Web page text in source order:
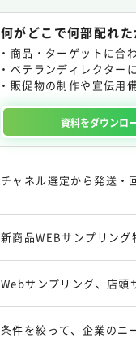
何がどこで何部配れ
商品・ターゲットに合
ベテランディレクター
販促物の制作や宣伝用
資料をダウンロ
チャネル選定から発送・
新商品WEBサンプリン
Webサンプリング、店頭
条件を絞って、企業のニ